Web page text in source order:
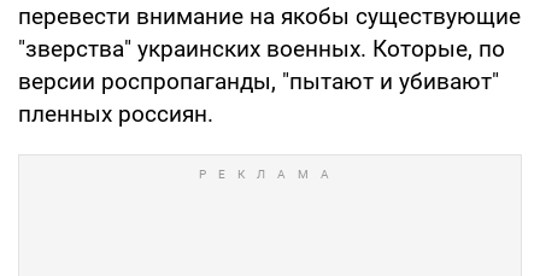
перевести внимание на якобы существующие
"зверства" украинских военных. Которые, по
версии роспропаганды, "пытают и убивают"
пленных россиян.